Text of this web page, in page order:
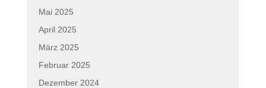
Mai 2025
April 2025
März 2025
Februar 2025
Dezember 2024